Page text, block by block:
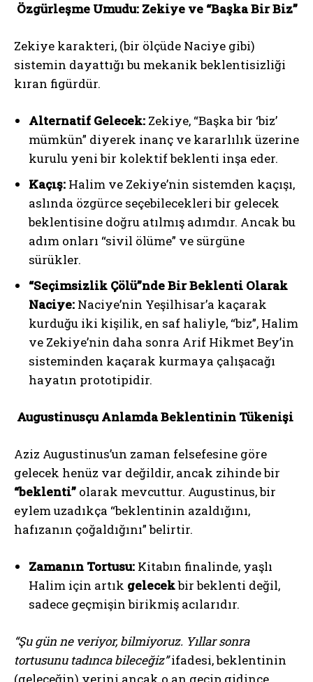
Özgürleşme Umudu: Zekiye ve “Başka Bir Biz”
Zekiye karakteri, (bir ölçüde Naciye gibi)
sistemin dayattığı bu mekanik beklentisizliği
kıran figürdür.
Alternatif Gelecek: Zekiye, “Başka bir ‘biz’
mümkün” diyerek inanç ve kararlılık üzerine
kurulu yeni bir kolektif beklenti inşa eder.
Kaçış: Halim ve Zekiye’nin sistemden kaçışı,
aslında özgürce seçebilecekleri bir gelecek
beklentisine doğru atılmış adımdır. Ancak bu
adım onları “sivil ölüme” ve sürgüne
sürükler.
“Seçimsizlik Çölü”nde Bir Beklenti Olarak
Naciye: Naciye’nin Yeşilhisar’a kaçarak
kurduğu iki kişilik, en saf haliyle, “biz”, Halim
ve Zekiye’nin daha sonra Arif Hikmet Bey’in
sisteminden kaçarak kurmaya çalışacağı
hayatın prototipidir.
Augustinusçu Anlamda Beklentinin Tükenişi
Aziz Augustinus’un zaman felsefesine göre
gelecek henüz var değildir, ancak zihinde bir
“beklenti” olarak mevcuttur. Augustinus, bir
eylem uzadıkça “beklentinin azaldığını,
hafızanın çoğaldığını” belirtir.
Zamanın Tortusu: Kitabın finalinde, yaşlı
Halim için artık gelecekbir beklenti değil,
sadece geçmişin birikmiş acılarıdır.
“Şu gün ne veriyor, bilmiyoruz. Yıllar sonra
tortusunu tadınca bileceğiz”ifadesi, beklentinin